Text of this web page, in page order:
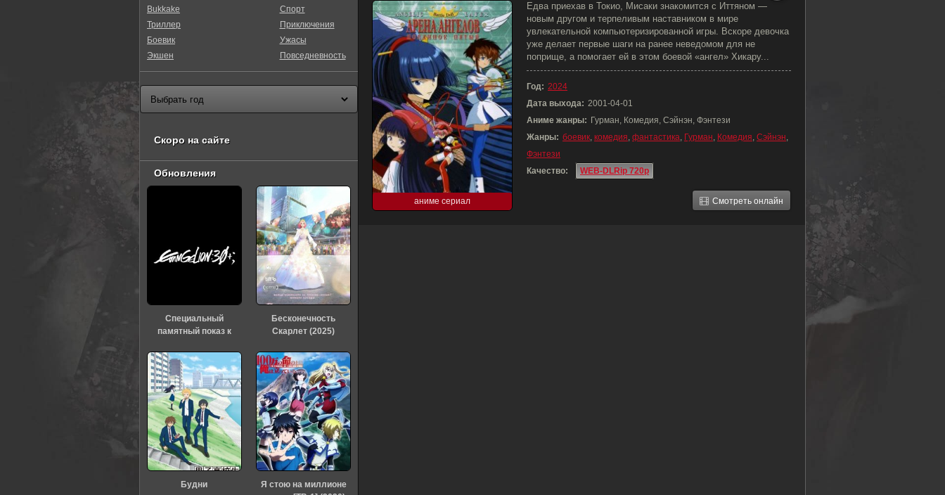
аниме сериал
Едва приехав в Токио, Мисаки знакомится с Иттяном —
новым другом и терпеливым наставником в мире
увлекательной компьютеризированной игры. Вскоре девочка
уже делает первые шаги на ранее неведомом для не
поприще, а помогает ей в этом боевой «ангел» Хикару...
Год: 2024
Дата выхода: 2001-04-01
Аниме жанры: Гурман, Комедия, Сэйнэн, Фэнтези
Жанры: боевик, комедия, фантастика, Гурман, Комедия, Сэйнэн,
Фэнтези
Качество:
WEB-DLRip 720p
Смотреть онлайн
Bukkake
Триллер
Боевик
Экшен
Спорт
Приключения
Ужасы
Повседневность
Скоро на сайте
Обновления
Специальный
памятный показ к
«Евангелиона» (2026)
Бесконечность
Скарлет (2025)
Будни
Я стою на миллионе